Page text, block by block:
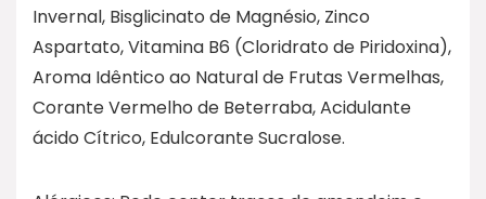
Invernal, Bisglicinato de Magnésio, Zinco
Aspartato, Vitamina B6 (Cloridrato de Piridoxina),
Aroma Idêntico ao Natural de Frutas Vermelhas,
Corante Vermelho de Beterraba, Acidulante
ácido Cítrico, Edulcorante Sucralose.